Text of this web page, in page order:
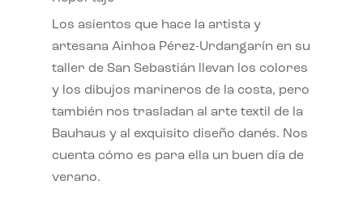
Los asientos que hace la artista y
artesana Ainhoa Pérez-Urdangarín en su
taller de San Sebastián llevan los colores
y los dibujos marineros de la costa, pero
también nos trasladan al arte textil de la
Bauhaus y al exquisito diseño danés. Nos
cuenta cómo es para ella un buen día de
verano.